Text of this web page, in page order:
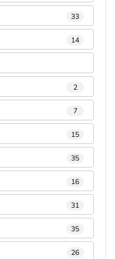
33
14
2
7
15
35
16
31
35
26